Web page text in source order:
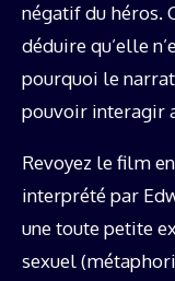
négatif du héros.
déduire qu’elle
pourquoi le
pouvoir interagir
Revoyez le film
interprété par
une toute petite
sexuel